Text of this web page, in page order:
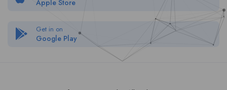
Apple Store
Get in on
Google Play